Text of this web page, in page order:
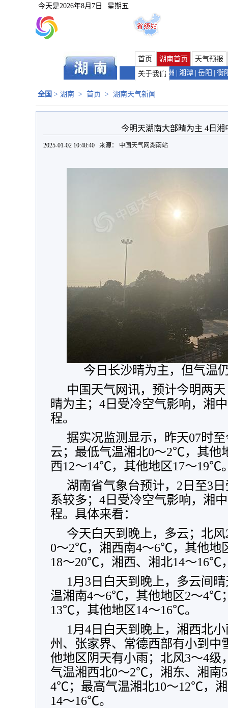
今天是2026年8月7日 星期五
首页 湖南首页
天气预报
关于我们
长沙 | 株洲 湘潭 岳阳 衡
全国 > 湖南 > 首页 > 湖南天气新闻
今明天湖南大部晴为主 4日
2025-01-02 10:48:40 来源： 中国天气网湖南站
今日长沙晴为主，但气温
中国天气网讯，预计今明两
晴为主；4日受冷空气影响，湘
程。
据实况监测显示，昨天07时
云；最低气温湘北0～2℃，其他
西12～14℃，其他地区17～19℃
湖南省气象台预计，2日至3
系较多；4日受冷空气影响，湘
程。具体来看：
今天白天到晚上，多云；北
0～2℃，湘西南4～6℃，其他地
18～20℃，湘西、湘北14～16℃
1月3日白天到晚上，多云间
温湘南4～6℃，其他地区2～4℃
13℃，其他地区14～16℃。
1月4日白天到晚上，湘西北
州、张家界、常德西部有小到中
他地区阴天有小雨；北风3～4级
气温湘西北0～2℃，湘东、湘南
4℃；最高气温湘北10～12℃，
14～16℃。